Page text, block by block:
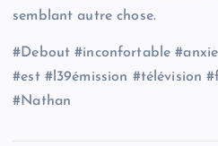
semblant autre chose.
#Debout #inconfortable
#est #l39émission #télévision
#Nathan